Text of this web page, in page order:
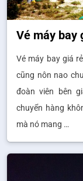
Vé máy bay
Vé máy bay giá
cũng nôn nao
đoàn viên bên
chuyển hàng
mà nó mang …